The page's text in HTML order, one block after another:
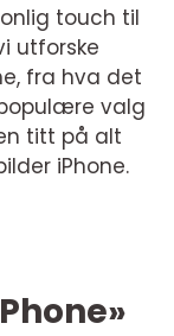
touch til
utforske
fra hva det
valg
titt på alt
iPhone.